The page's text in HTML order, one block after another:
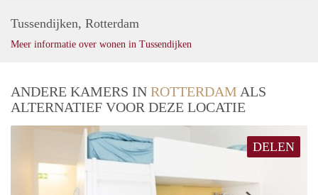
Tussendijken, Rotterdam
Meer informatie over wonen in Tussendijken
ANDERE KAMERS IN ROTTERDAM ALS
ALTERNATIEF VOOR DEZE LOCATIE
DELEN